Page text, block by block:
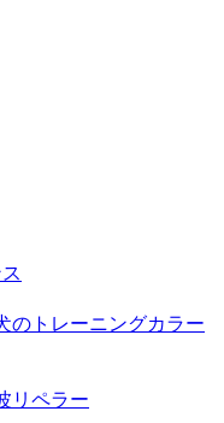
のトレーニングカラー
リペラー